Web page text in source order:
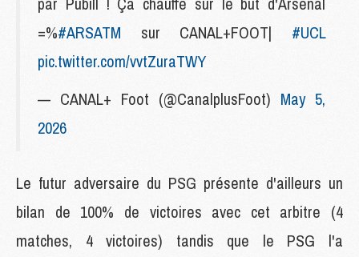
=%#ARSATM sur CANAL+FOOT| #UCL
pic.twitter.com/vvtZuraTWY
— CANAL+ Foot (@CanalplusFoot) May 5,
2026
Le futur adversaire du PSG présente d'ailleurs un
bilan de 100% de victoires avec cet arbitre (4
matches, 4 victoires) tandis que le PSG l'a